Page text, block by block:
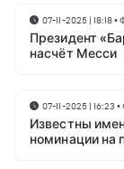
07-11-2025 | 18:18•
Президент
насчёт Месси
07-11-2025 | 16:23 •
Известны
номинации на